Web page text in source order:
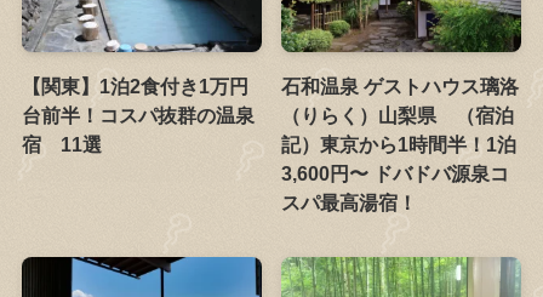
【関東】1泊2食付き1万円
台前半！コスパ抜群の温泉
宿 11選
石和温泉 ゲストハウス璃洛
（りらく）山梨県 （宿泊
記）東京から1時間半！1泊
3,600円〜 ドバドバ源泉コ
スパ最高湯宿！